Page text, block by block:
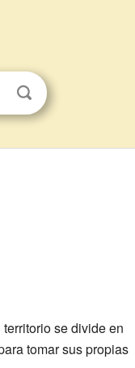
se divide en
tomar sus propias